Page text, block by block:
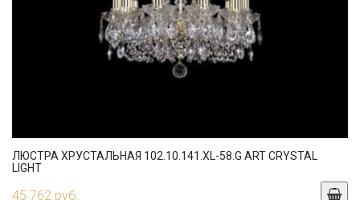
ЛЮСТРА ХРУСТАЛЬНАЯ 102.10.141.XL-58.G ART CRYSTAL
LIGHT
45 762 руб.